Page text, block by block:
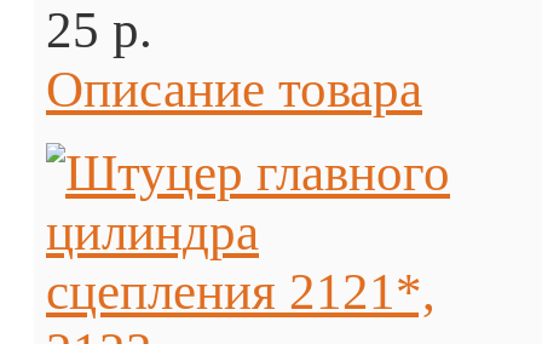
25 p.
Описание товара